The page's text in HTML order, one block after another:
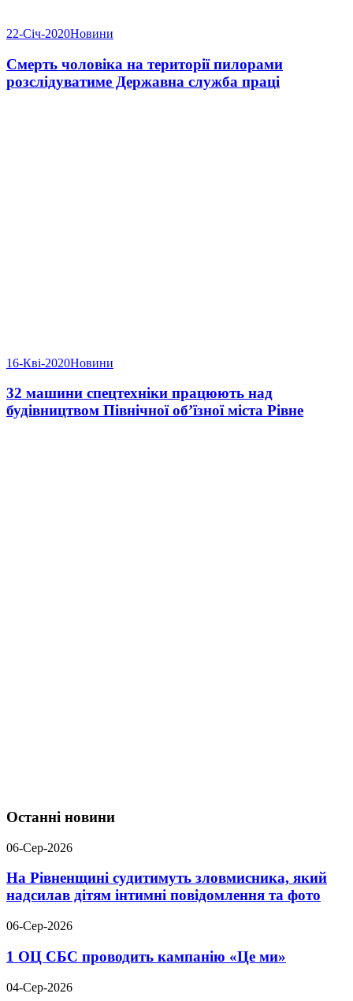
22-Січ-2020Новини
Смерть чоловіка на території пилорами
розслідуватиме Державна служба праці
16-Кві-2020Новини
32 машини спецтехніки працюють над
будівництвом Північної об’їзної міста Рівне
Останні новини
06-Сер-2026
На Рівненщині судитимуть зловмисника, який
надсилав дітям інтимні повідомлення та фото
06-Сер-2026
1 ОЦ СБС проводить кампанію «Це ми»
04-Сер-2026